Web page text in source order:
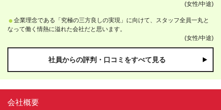
(女性/中途)
企業理念である「究極の三方良しの実現」に向けて、スタッフ全員一丸と
なって働く情熱に溢れた会社だと思います。
(女性/中途)
社員からの評判・口コミをすべて見る
会社概要